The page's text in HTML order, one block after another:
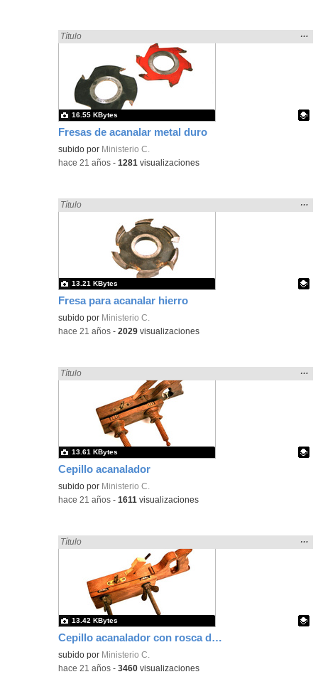
Fresas de acanalar metal duro
Encontrado «acanalado» en:
Título
la
…
Contenido educativo.
subido por Ministerio C.
16.55 KBytes
-hace 21 años -1281 visualizaciones
Fresa para acanalar hierro
Encontrado «acanalado» en:
Título
la
…
Contenido educativo.
subido por Ministerio C.
13.21 KBytes
-hace 21 años -2029 visualizaciones
Cepillo acanalador
Encontrado «acanalado» en:
Título
la
…
Contenido educativo.
subido por Ministerio C.
13.61 KBytes
-hace 21 años -1611 visualizaciones
Cepillo acanalador con rosca de metal
Encontrado «acanalado» en:
Título
la
…
Contenido educativo.
subido por Ministerio C.
13.42 KBytes
-hace 21 años -3460 visualizaciones